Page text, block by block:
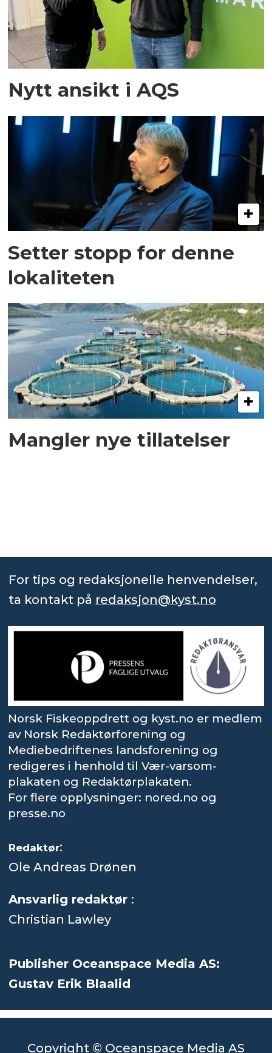
Nytt ansikt i AQS
Setter stopp for denne
lokaliteten
Mangler nye tillatelser
For tips og redaksjonelle henvendelser,
ta kontakt på redaksjon@kyst.no
Norsk Fiskeoppdrett og kyst.no er medlem
av Norsk Redaktørforening og
Mediebedriftenes landsforening og
redigeres i henhold til Vær-varsom-
plakaten og Redaktørplakaten.
For flere opplysninger: nored.no og
presse.no
Redaktør:
Ole Andreas Drønen
Ansvarlig redaktør :
Christian Lawley
Publisher Oceanspace Media AS:
Gustav Erik Blaalid
Copyright © Oceanspace Media AS